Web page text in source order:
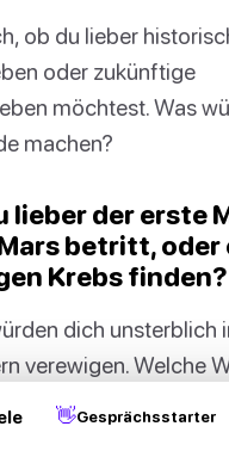
ob du lieber
oder zukünftige
möchtest. Was
machen?
lieber der erste
betritt, oder
Krebs finden?
dich unsterblich
verewigen. Welche
👋Gesprächsstarter